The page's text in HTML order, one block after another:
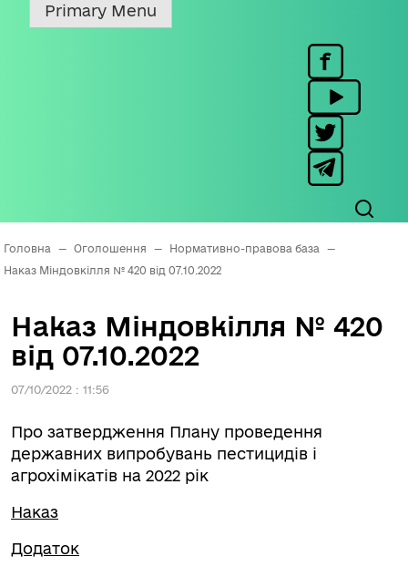
Primary Menu
Головна — Оголошення — Нормативно-правова база
—
Наказ Міндовкілля № 420 від 07.10.2022
Наказ Міндовкілля № 420
від 07.10.2022
07/10/2022 : 11:56
Про затвердження Плану проведення
державних випробувань пестицидів і
агрохімікатів на 2022 рік
Наказ
Додаток